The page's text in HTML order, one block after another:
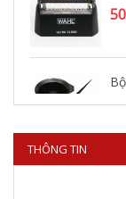
THÔNG TIN